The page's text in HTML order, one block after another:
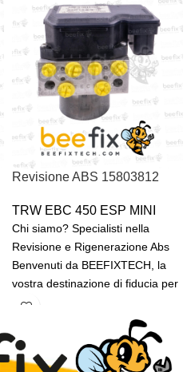
Revisione ABS 15803812
TRW EBC 450 ESP MINI
Chi siamo? Specialisti nella
Revisione e Rigenerazione Abs
Benvenuti da BEEFIXTECH, la
vostra destinazione di fiducia per
la rigenerazione, revisione